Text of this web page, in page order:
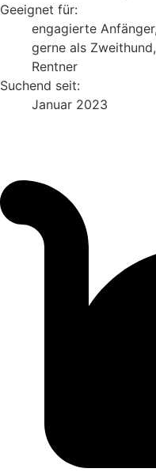
Geeignet für:
engagierte
gerne als
Rentner
Suchend seit:
Januar 2023